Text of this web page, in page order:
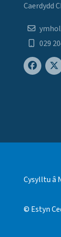
Caerdydd
029
Cysylltu â
© Estyn